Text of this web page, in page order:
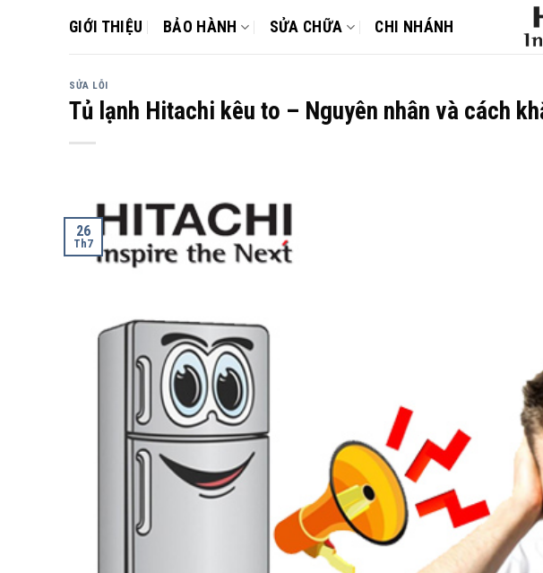
GIỚI THIỆU BẢO HÀNH SỬA CHỮA CHI NHÁNH
SỬA LỖI
Tủ lạnh Hitachi kêu to – Nguyên nhân và cách
26
Th7